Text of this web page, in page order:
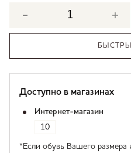
Доступно в магазинах
Интернет-магазин
10
*Если обувь Вашего размера